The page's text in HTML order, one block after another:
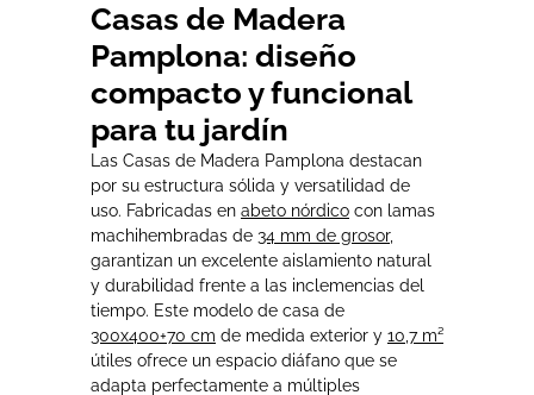
Casas de Madera
Pamplona: diseño
compacto y funcional
para tu jardín
Las Casas de Madera Pamplona destacan
por su estructura sólida y versatilidad de
uso. Fabricadas en abeto nórdico con lamas
machihembradas de 34 mm de grosor,
garantizan un excelente aislamiento natural
y durabilidad frente a las inclemencias del
tiempo. Este modelo de casa de
300x400+70 cm de medida exterior y 10,7 m²
útiles ofrece un espacio diáfano que se
adapta perfectamente a múltiples